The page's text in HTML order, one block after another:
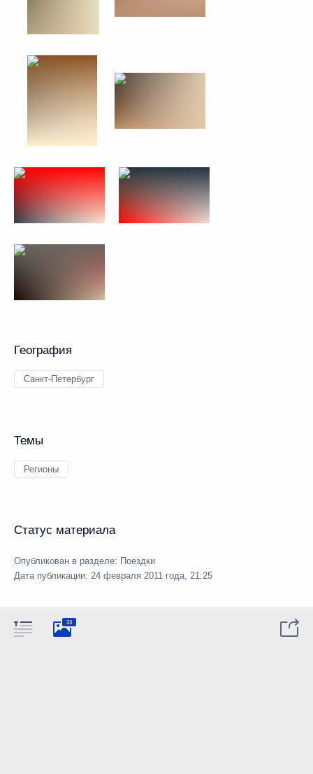
География
Санкт-Петербург
Темы
Регионы
Статус материала
Опубликован в разделе: Поездки
Дата публикации: 24 февраля 2011 года, 21:25
33